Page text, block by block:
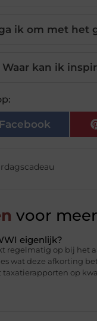
ik om met het
Waar kan ik
Facebook
voor
eigenlijk?
regelmatig op bij het
wat deze afkorting
op